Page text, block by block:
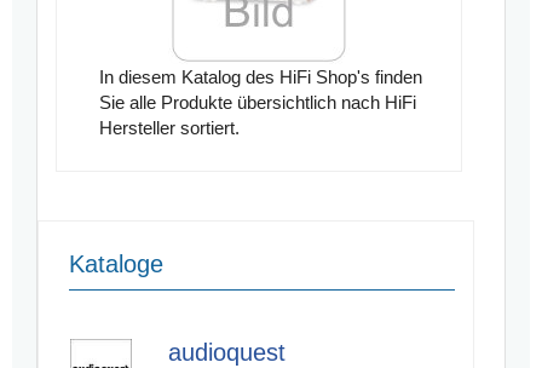
In diesem Katalog des HiFi Shop's finden
Sie alle Produkte übersichtlich nach HiFi
Hersteller sortiert.
Kataloge
audioquest